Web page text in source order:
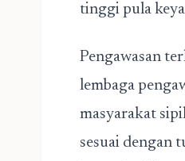
tinggi pula
Pengawasan
lembaga
masyarakat
sesuai dengan